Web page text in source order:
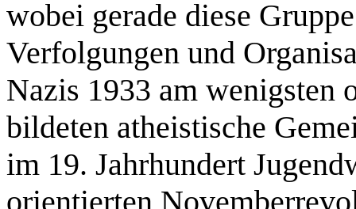
wobei gerade diese
Verfolgungen und
Nazis 1933 am wenigsten
bildeten atheistische
im 19. Jahrhundert
orientierten